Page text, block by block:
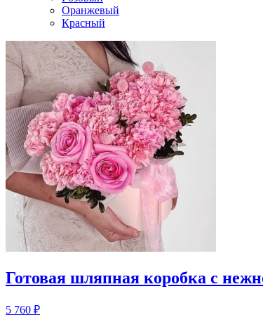
Оранжевый
Красный
Готовая шляпная коробка с
5 760 ₽